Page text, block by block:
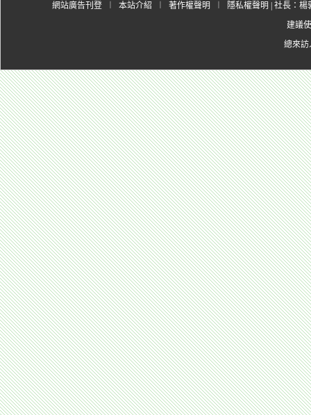
網站廣告刊登 本站介紹 著作權聲明 隱私權聲明 | 社長：
建議
總來訪